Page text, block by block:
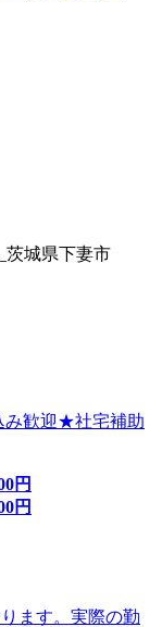
茨城県下妻市
み歓迎★社宅補助
円
円
ます。実際の勤